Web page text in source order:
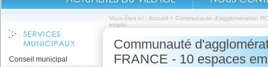
Vous êtes ici : Accueil > Communauté d'agglomération
emploi.
Conseil municipal
Communauté
FRANCE - 10 espaces